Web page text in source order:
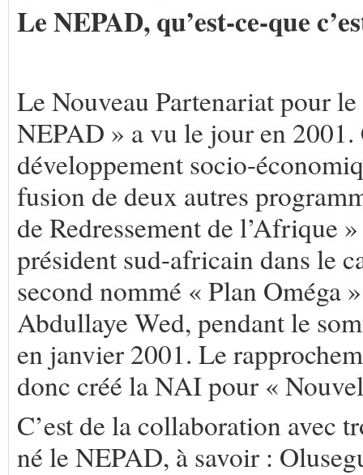
Le NEPAD, qu’est-ce-que
Le Nouveau Partenariat pour
NEPAD » a vu le jour en
développement socio-
fusion de deux autres
de Redressement de l’Afrique
président sud-africain dans le
second nommé « Plan Oméga
Abdullaye Wed, pendant le
en janvier 2001. Le
donc créé la NAI pour «
C’est de la collaboration avec
né le NEPAD, à savoir :